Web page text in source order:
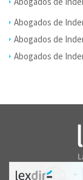
Abogados de
Abogados de
Abogados de